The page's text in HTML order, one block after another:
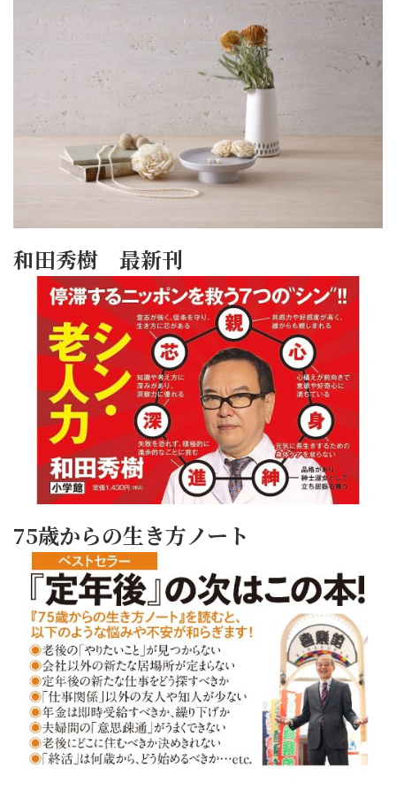
和田秀樹 最新刊
75歳からの生き方ノート